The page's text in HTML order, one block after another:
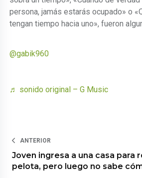
persona, jamás estarás ocupado» o
tengan tiempo hacia uno», fueron
@gabik960
♬ sonido original – G Music
ANTERIOR
Joven ingresa a una casa para
pelota, pero luego no sabe